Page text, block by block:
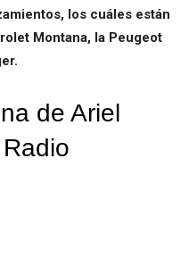
los cuáles están
Montana, la Peugeot
de Ariel